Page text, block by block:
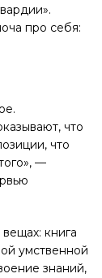
про себя:
что
что
—
книга
умственной
знаний,